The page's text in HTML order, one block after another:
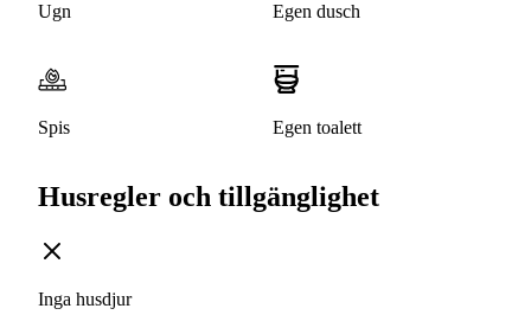
Ugn Egen dusch
Spis Egen toalett
Husregler och tillgänglighet
Inga husdjur